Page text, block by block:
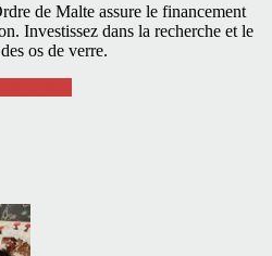
de Malte assure le financement
Investissez dans la recherche et le
os de verre.